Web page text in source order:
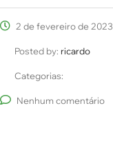
2 de fevereiro de 2023
Posted by: ricardo
Categorias:
Nenhum comentário